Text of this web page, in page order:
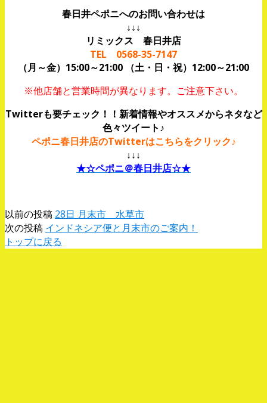
春日井ペポニへのお問い合わせは
↓↓↓
リミックス 春日井店
TEL 0568-35-7147
（月～金）15:00～21:00 （土・日・祝）12:00～21:00
※他店舗と営業時間が異なります。ご注意下さい。
Twitterも要チェック！！新着情報やオススメからネタなど
色々ツイート♪
ペポニ春日井店のTwitterはこちらをクリック♪
↓↓↓
★☆ペポニ＠春日井店☆★
以前の投稿 28日 月末市 水草市
次の投稿 インドネシア便と月末市のご案内！
トップに戻る